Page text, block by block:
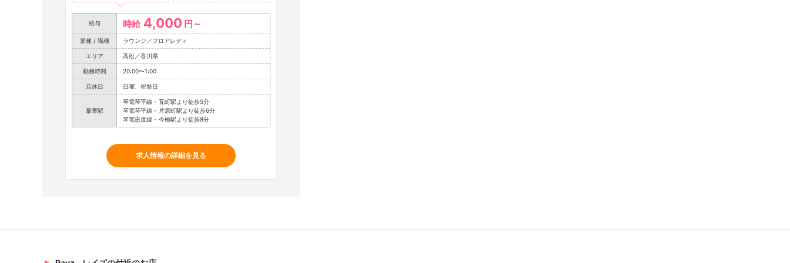
給与 時給 4,000 円～
業種 / 職種 ラウンジ／フロアレディ
エリア 高松／香川県
勤務時間 20:00〜1:00
店休日 日曜、祝祭日
最寄駅
琴電琴平線 - 瓦町駅より徒歩5分
琴電琴平線 - 片原町駅より徒歩6分
琴電志度線 - 今橋駅より徒歩8分
求人情報の詳細を見る